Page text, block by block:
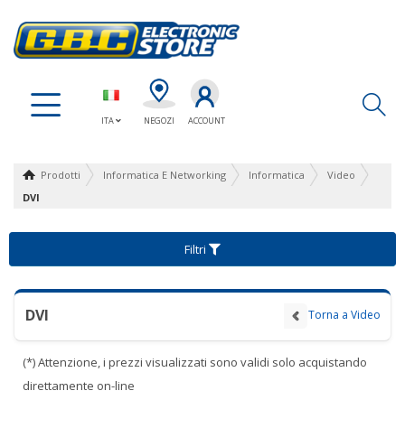
ITA NEGOZI ACCOUNT
Prodotti Informatica E Networking Informatica
Video
DVI
Filtri
DVI Torna a Video
(*) Attenzione, i prezzi visualizzati sono validi solo acquistando
direttamente on-line